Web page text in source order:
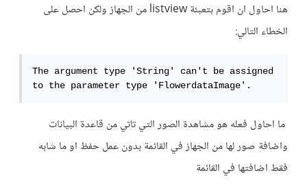
هنا احاول ان اقوم بتعبئة listview من الجهاز ولكن احصل على
الخطاء التالي:
The argument type 'String' can't be assigned
to the parameter type 'FlowerdataImage'.
ما احاول فعله هو مشاهدة الصور التي تاتي من قاعدة البيانات
واضافة صور لها من الجهاز في القائمة بدون عمل حفظ او ما شابه
فقط اضافتها في القائمة